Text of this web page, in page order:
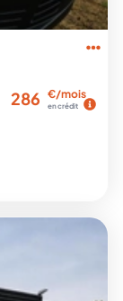
286 €/mois
en crédit